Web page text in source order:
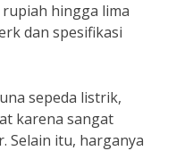
hingga lima
dan spesifikasi
sepeda listrik,
karena sangat
Selain itu, harganya